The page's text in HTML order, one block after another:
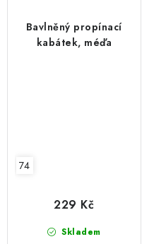
Bavlněný propínací
kabátek, méďa
74
Skladem
229 Kč